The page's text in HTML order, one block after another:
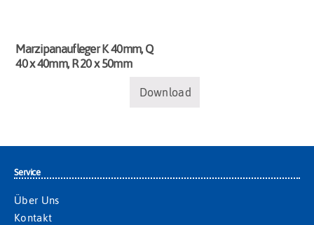
Marzipanaufleger K 40mm, Q
40 x 40mm, R 20 x 50mm
Download
Service
Über Uns
Kontakt